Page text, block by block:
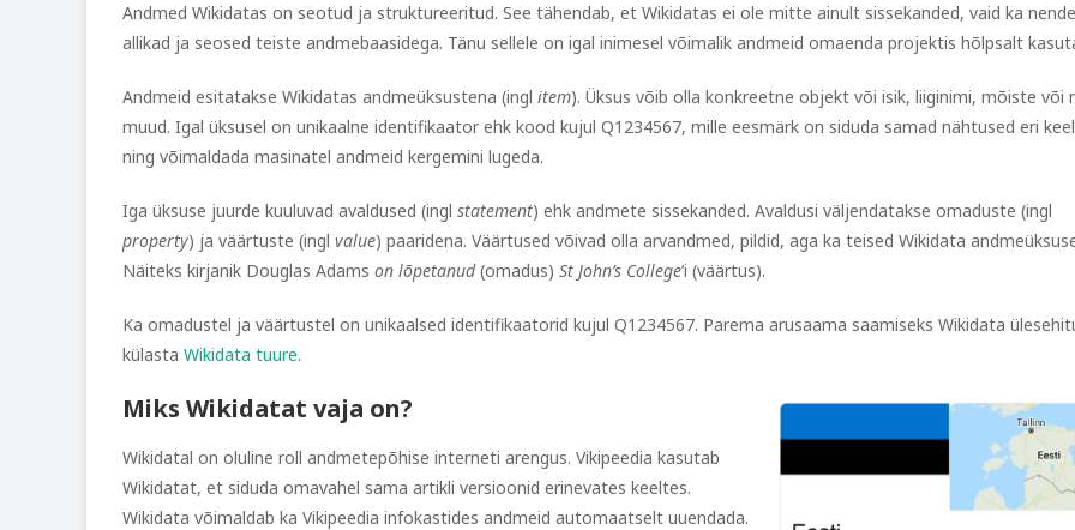
Andmed Wikidatas on seotud ja struktureeritud. See tähendab, et Wikidatas ei ole mitte ainult sissekanded, vaid ka nende
allikad ja seosed teiste andmebaasidega. Tänu sellele on igal inimesel võimalik andmeid omaenda projektis hõlpsalt
Andmeid esitatakse Wikidatas andmeüksustena (ingl item). Üksus võib olla konkreetne objekt või isik, liiginimi, mõiste või
muud. Igal üksusel on unikaalne identifikaator ehk kood kujul Q1234567, mille eesmärk on siduda samad nähtused eri
ning võimaldada masinatel andmeid kergemini lugeda.
Iga üksuse juurde kuuluvad avaldused (ingl statement) ehk andmete sissekanded. Avaldusi väljendatakse omaduste (ingl
property) ja väärtuste (ingl value) paaridena. Väärtused võivad olla arvandmed, pildid, aga ka teised Wikidata
Näiteks kirjanik Douglas Adams on lõpetanud(omadus) St John’s College’i (väärtus).
Ka omadustel ja väärtustel on unikaalsed identifikaatorid kujul Q1234567. Parema arusaama saamiseks Wikidata
külasta Wikidata tuure.
Miks Wikidatat vaja on?
Wikidatal on oluline roll andmetepõhise interneti arengus. Vikipeedia kasutab
Wikidatat, et siduda omavahel sama artikli versioonid erinevates keeltes.
Wikidata võimaldab ka Vikipeedia infokastides andmeid automaatselt uuendada.